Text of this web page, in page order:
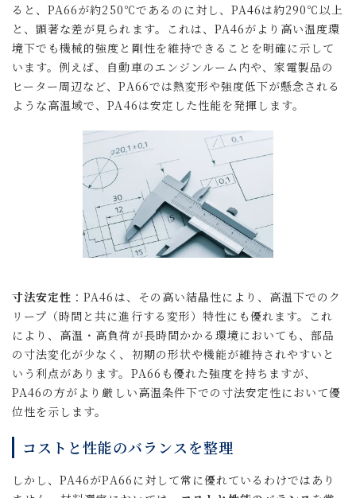
ると、PA66が約250℃であるのに対し、PA46は約290℃以上
と、顕著な差が見られます。これは、PA46がより高い温度環
境下でも機械的強度と剛性を維持できることを明確に示して
います。例えば、自動車のエンジンルーム内や、家電製品の
ヒーター周辺など、PA66では熱変形や強度低下が懸念される
ような高温域で、PA46は安定した性能を発揮します。
寸法安定性 ：PA46は、その高い結晶性により、高温下でのク
リープ（時間と共に進行する変形）特性にも優れます。これ
により、高温・高負荷が長時間かかる環境においても、部品
の寸法変化が少なく、初期の形状や機能が維持されやすいと
いう利点があります。PA66も優れた強度を持ちますが、
PA46の方がより厳しい高温条件下での寸法安定性において優
位性を示します。
コストと性能のバランスを整理
しかし、PA46がPA66に対して常に優れているわけではあり